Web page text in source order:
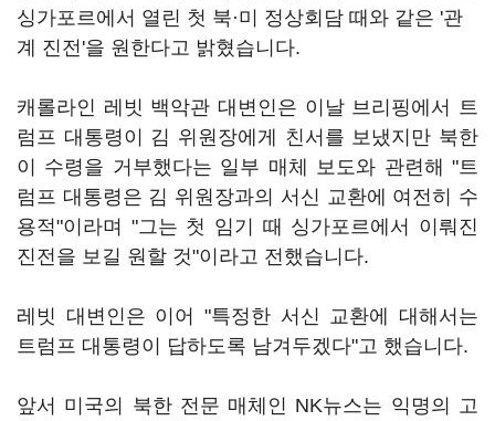
싱가포르에서 열린 첫 북·미 정상회담 때와 같은 '관
계 진전'을 원한다고 밝혔습니다.
캐롤라인 레빗 백악관 대변인은 이날 브리핑에서 트
럼프 대통령이 김 위원장에게 친서를 보냈지만 북한
이 수령을 거부했다는 일부 매체 보도와 관련해 "트
럼프 대통령은 김 위원장과의 서신 교환에 여전히 수
용적"이라며 "그는 첫 임기 때 싱가포르에서 이뤄진
진전을 보길 원할 것"이라고 전했습니다.
레빗 대변인은 이어 "특정한 서신 교환에 대해서는
트럼프 대통령이 답하도록 남겨두겠다"고 했습니다.
앞서 미국의 북한 전문 매체인 NK뉴스는 익명의 고